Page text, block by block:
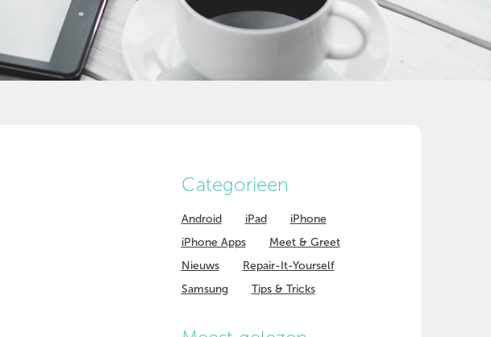
Categorieen
Android iPad
iPhone
iPhone Apps
Meet & Greet
Nieuws
Repair-It-Yourself
Samsung
Tips & Tricks